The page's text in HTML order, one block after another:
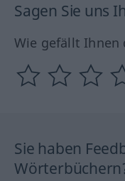
Sagen Sie uns
Wie gefällt Ihnen
Sie haben